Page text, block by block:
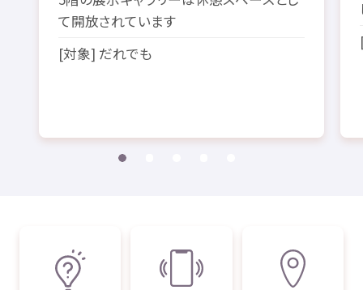
て開放されています
[対象] だれでも